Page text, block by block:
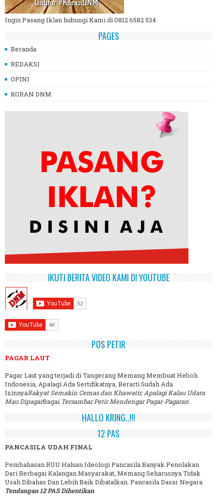
Ingin Pasang Iklan hubungi Kami di 0812 6582 534
PAGES
Beranda
REDAKSI
OPINI
KORAN DNM
IKUTI BERITA VIDEO KAMI DI YOUTUBE
POS PETIR
PAGAR LAUT
Pagar Laut yang terjadi di Tangerang Memang Membuat Heboh
Indonesia, Apalagi Ada Sertifikatnya, Berarti Sudah Ada
IzinnyaRakyat Semakin Cemas dan Khawatir, Apalagi Kalau Udara
Mau DipagarBagai Tersambar Petir Mendengar Pagar-Pagaran.
HALLO KRING..!!!
12 PAS
PANCASILA UDAH FINAL
Pembahasan RUU Haluan Ideologi Pancasila Banyak Penolakan
Dari Berbagai Kalangan Masyarakat, Memang Seharusnya Tidak
Usah Dibahas Dan Lebih Baik Dibatalkan. Pancasila Dasar Negara.
Tendangan 12 PAS Dihentikan